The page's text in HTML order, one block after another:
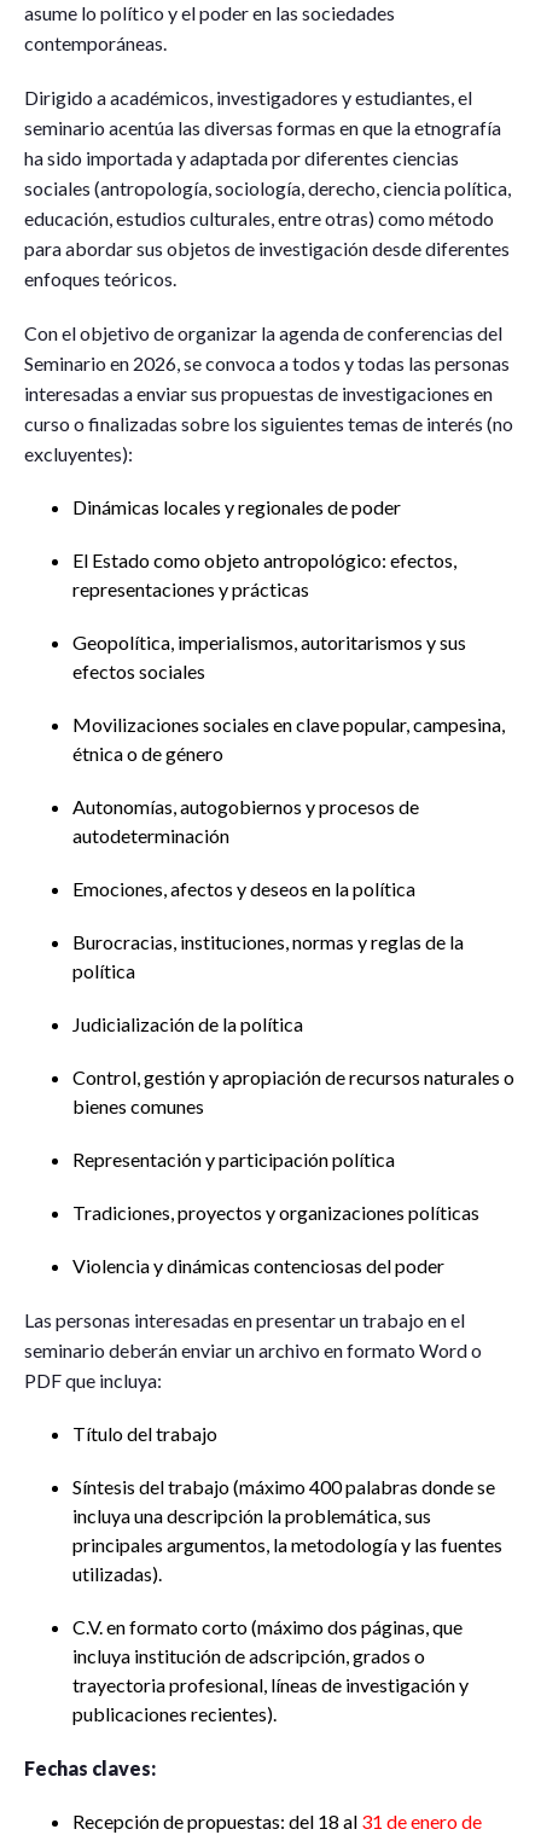
asume lo político y el poder en las sociedades
contemporáneas.
Dirigido a académicos, investigadores y estudiantes, el
seminario acentúa las diversas formas en que la etnografía
ha sido importada y adaptada por diferentes ciencias
sociales (antropología, sociología, derecho, ciencia política,
educación, estudios culturales, entre otras) como método
para abordar sus objetos de investigación desde diferentes
enfoques teóricos.
Con el objetivo de organizar la agenda de conferencias del
Seminario en 2026, se convoca a todos y todas las personas
interesadas a enviar sus propuestas de investigaciones en
curso o finalizadas sobre los siguientes temas de interés (no
excluyentes):
Dinámicas locales y regionales de poder
El Estado como objeto antropológico: efectos,
representaciones y prácticas
Geopolítica, imperialismos, autoritarismos y sus
efectos sociales
Movilizaciones sociales en clave popular, campesina,
étnica o de género
Autonomías, autogobiernos y procesos de
autodeterminación
Emociones, afectos y deseos en la política
Burocracias, instituciones, normas y reglas de la
política
Judicialización de la política
Control, gestión y apropiación de recursos naturales o
bienes comunes
Representación y participación política
Tradiciones, proyectos y organizaciones políticas
Violencia y dinámicas contenciosas del poder
Las personas interesadas en presentar un trabajo en el
seminario deberán enviar un archivo en formato Word o
PDF que incluya:
Título del trabajo
Síntesis del trabajo (máximo 400 palabras donde se
incluya una descripción la problemática, sus
principales argumentos, la metodología y las fuentes
utilizadas).
C.V. en formato corto (máximo dos páginas, que
incluya institución de adscripción, grados o
trayectoria profesional, líneas de investigación y
publicaciones recientes).
Fechas claves:
Recepción de propuestas: del 18 al 31 de enero de